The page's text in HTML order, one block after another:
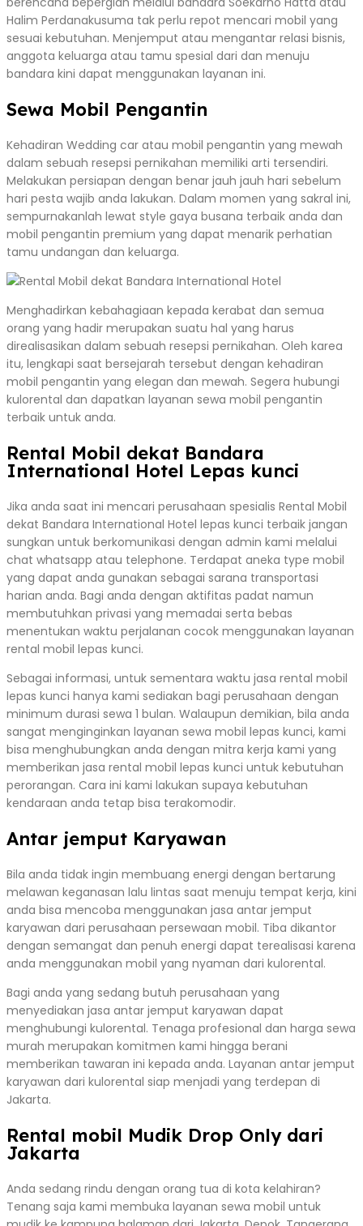
Halim Perdanakusuma tak perlu repot mencari mobil yang
sesuai kebutuhan. Menjemput atau mengantar relasi bisnis,
anggota keluarga atau tamu spesial dari dan menuju
bandara kini dapat menggunakan layanan ini.
Sewa Mobil Pengantin
Kehadiran Wedding car atau mobil pengantin yang mewah
dalam sebuah resepsi pernikahan memiliki arti tersendiri.
Melakukan persiapan dengan benar jauh jauh hari sebelum
hari pesta wajib anda lakukan. Dalam momen yang sakral ini,
sempurnakanlah lewat style gaya busana terbaik anda dan
mobil pengantin premium yang dapat menarik perhatian
tamu undangan dan keluarga.
Menghadirkan kebahagiaan kepada kerabat dan semua
orang yang hadir merupakan suatu hal yang harus
direalisasikan dalam sebuah resepsi pernikahan. Oleh karea
itu, lengkapi saat bersejarah tersebut dengan kehadiran
mobil pengantin yang elegan dan mewah. Segera hubungi
kulorental dan dapatkan layanan sewa mobil pengantin
terbaik untuk anda.
Rental Mobil dekat Bandara
International Hotel Lepas kunci
Jika anda saat ini mencari perusahaan spesialis Rental Mobil
dekat Bandara International Hotel lepas kunci terbaik jangan
sungkan untuk berkomunikasi dengan admin kami melalui
chat whatsapp atau telephone. Terdapat aneka type mobil
yang dapat anda gunakan sebagai sarana transportasi
harian anda. Bagi anda dengan aktifitas padat namun
membutuhkan privasi yang memadai serta bebas
menentukan waktu perjalanan cocok menggunakan layanan
rental mobil lepas kunci.
Sebagai informasi, untuk sementara waktu jasa rental mobil
lepas kunci hanya kami sediakan bagi perusahaan dengan
minimum durasi sewa 1 bulan. Walaupun demikian, bila anda
sangat menginginkan layanan sewa mobil lepas kunci, kami
bisa menghubungkan anda dengan mitra kerja kami yang
memberikan jasa rental mobil lepas kunci untuk kebutuhan
perorangan. Cara ini kami lakukan supaya kebutuhan
kendaraan anda tetap bisa terakomodir.
Antar jemput Karyawan
Bila anda tidak ingin membuang energi dengan bertarung
melawan keganasan lalu lintas saat menuju tempat kerja, kini
anda bisa mencoba menggunakan jasa antar jemput
karyawan dari perusahaan persewaan mobil. Tiba dikantor
dengan semangat dan penuh energi dapat terealisasi karena
anda menggunakan mobil yang nyaman dari kulorental.
Bagi anda yang sedang butuh perusahaan yang
menyediakan jasa antar jemput karyawan dapat
menghubungi kulorental. Tenaga profesional dan harga sewa
murah merupakan komitmen kami hingga berani
memberikan tawaran ini kepada anda. Layanan antar jemput
karyawan dari kulorental siap menjadi yang terdepan di
Jakarta.
Rental mobil Mudik Drop Only dari
Jakarta
Anda sedang rindu dengan orang tua di kota kelahiran?
Tenang saja kami membuka layanan sewa mobil untuk